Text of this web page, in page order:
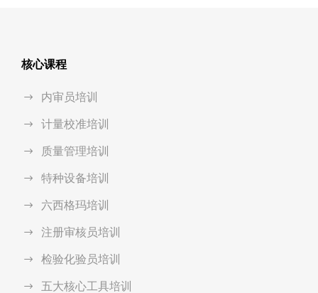
核心课程
内审员培训
计量校准培训
质量管理培训
特种设备培训
六西格玛培训
注册审核员培训
检验化验员培训
五大核心工具培训